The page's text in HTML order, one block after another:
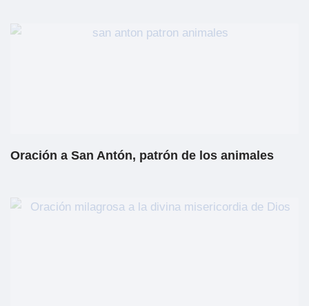
Oración a San Antón, patrón de los animales